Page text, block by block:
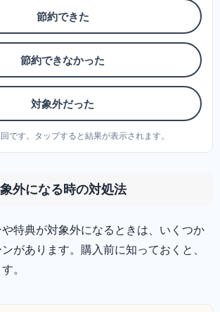
節約できた
節約できなかった
対象外だった
です。タップすると結果が表示されます。
外になる時の対処法
特典が対象外になるときは、いくつか
があります。購入前に知っておくと、
。